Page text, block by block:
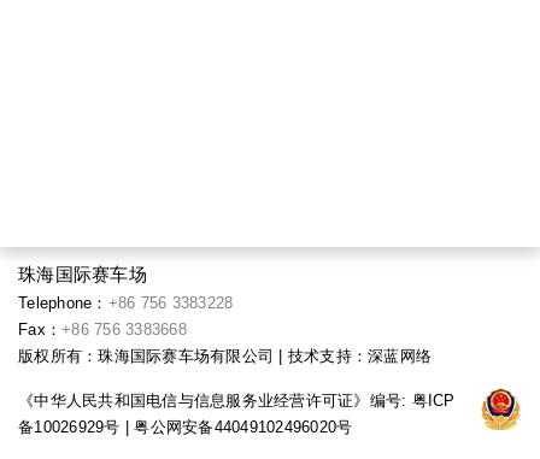
珠海国际赛车场
Telephone： +86 756 3383228
Fax： +86 756 3383668
版权所有：珠海国际赛车场有限公司 | 技术支持： 深蓝网络
《中华人民共和国电信与信息服务业经营许可证》编号: 粤ICP
备10026929号 | 粤公网安备44049102496020号